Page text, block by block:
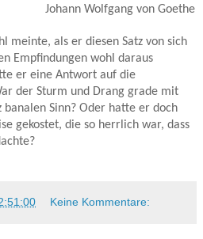
Johann Wolfgang von Goethe
meinte, als er diesen Satz von sich
Empfindungen wohl daraus
er eine Antwort auf die
der Sturm und Drang grade mit
Sinn? Oder hatte er doch
gekostet, die so herrlich war, dass
Keine Kommentare: